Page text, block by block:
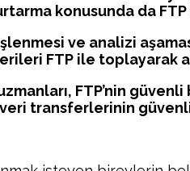
konusunda da
ve analizi
FTP ile toplayarak
FTP’nin
transferlerinin